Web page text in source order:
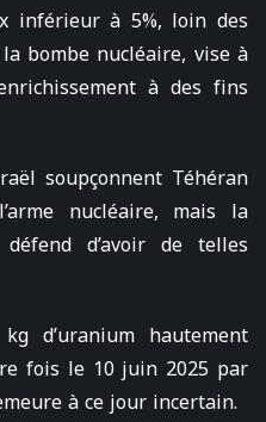
inférieur à 5%, loin des
bombe nucléaire, vise à
à des fins
soupçonnent Téhéran
nucléaire, mais la
d’avoir de telles
d’uranium hautement
fois le 10 juin 2025 par
à ce jour incertain.